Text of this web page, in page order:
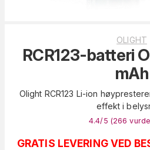
OLIGHT
RCR123-batteri
mAh
Olight RCR123 Li-ion
effekt i
4.4/5 (266
GRATIS LEVERING VED